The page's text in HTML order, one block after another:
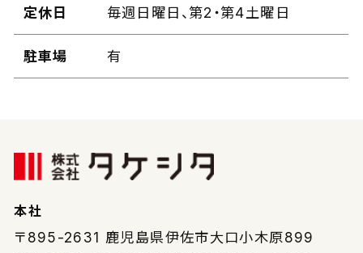
定休日 毎週日曜日、第2・第4土曜日
駐車場 有
本社
〒895-2631 鹿児島県伊佐市大口小木原899